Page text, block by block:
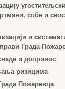
собе и
и
Града
и допринос
ризицима
Пожаревца